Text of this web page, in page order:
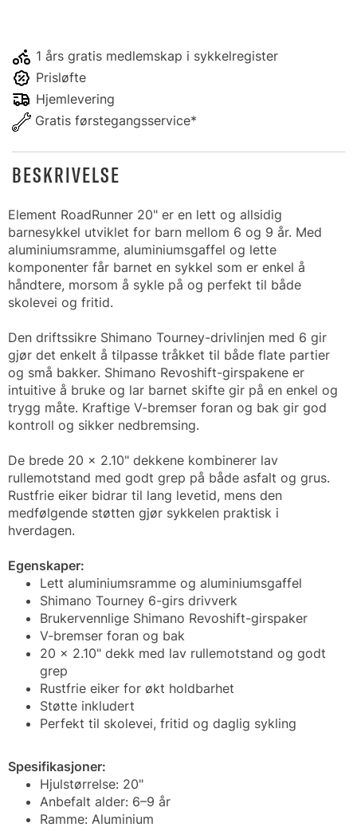
1 års gratis medlemskap i sykkelregister
Prisløfte
Hjemlevering
Gratis førstegangsservice*
BESKRIVELSE
Element RoadRunner 20" er en lett og allsidig
barnesykkel utviklet for barn mellom 6 og 9 år. Med
aluminiumsramme, aluminiumsgaffel og lette
komponenter får barnet en sykkel som er enkel å
håndtere, morsom å sykle på og perfekt til både
skolevei og fritid.
Den driftssikre Shimano Tourney-drivlinjen med 6 gir
gjør det enkelt å tilpasse tråkket til både flate partier
og små bakker. Shimano Revoshift-girspakene er
intuitive å bruke og lar barnet skifte gir på en enkel og
trygg måte. Kraftige V-bremser foran og bak gir god
kontroll og sikker nedbremsing.
De brede 20 x 2.10" dekkene kombinerer lav
rullemotstand med godt grep på både asfalt og grus.
Rustfrie eiker bidrar til lang levetid, mens den
medfølgende støtten gjør sykkelen praktisk i
hverdagen.
Egenskaper:
Lett aluminiumsramme og aluminiumsgaffel
Shimano Tourney 6-girs drivverk
Brukervennlige Shimano Revoshift-girspaker
V-bremser foran og bak
20 x 2.10" dekk med lav rullemotstand og godt
grep
Rustfrie eiker for økt holdbarhet
Støtte inkludert
Perfekt til skolevei, fritid og daglig sykling
Spesifikasjoner:
Hjulstørrelse: 20"
Anbefalt alder: 6–9 år
Ramme: Aluminium